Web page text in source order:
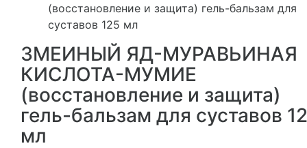
(восстановление и защита) гель-бальзам для
суставов 125 мл
ЗМЕИНЫЙ ЯД-МУРАВЬИНАЯ
КИСЛОТА-МУМИЕ
(восстановление и защита)
гель-бальзам для суставов
мл